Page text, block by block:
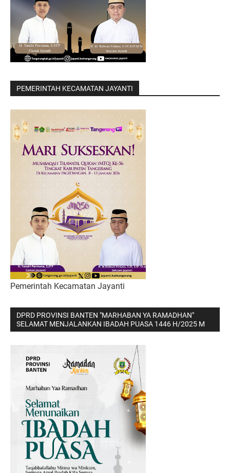
PEMERINTAH KECAMATAN JAYANTI
Pemerintah Kecamatan Jayanti
DPRD PROVINSI BANTEN "MARHABAN YA RAMADHAN"
SELAMAT MENJALANKAN IBADAH PUASA 1446 H/2025 M